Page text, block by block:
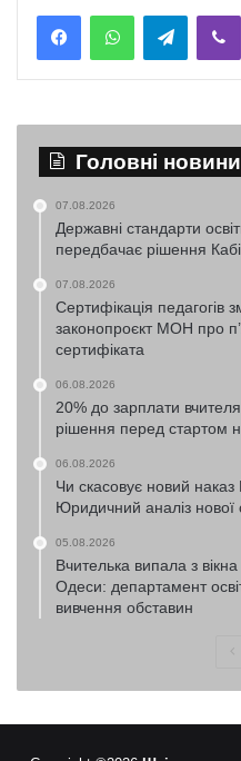
Telegram
Головні новини
07.08.2026
Державні стандарти
передбачає рішення
07.08.2026
Сертифікація педагогів
законопроєкт МОН про
сертифіката
06.08.2026
20% до зарплати
рішення перед стартом
06.08.2026
Чи скасовує новий
Юридичний аналіз
05.08.2026
Вчителька випала з
Одеси: департамент
вивчення обставин